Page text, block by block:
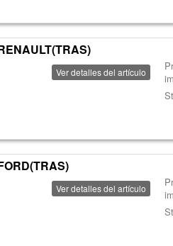
Ver detalles del artículo
Ver detalles del artículo